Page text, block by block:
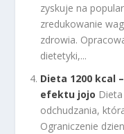
zyskuje na
zredukowanie
zdrowia.
dietetyki,...
Dieta 1200 kcal
efektu jojo
odchudzania,
Ograniczenie